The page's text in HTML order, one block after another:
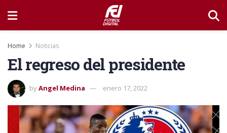
Home Noticias
El regreso del presidente
byAngel Medina enero 17, 2022